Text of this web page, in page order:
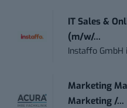
IT Sales &
(m/w/...
Instaffo GmbH
Marketing
Marketing /...